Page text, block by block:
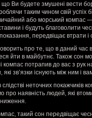
що Ви будете змушені вести
таким чином свій успіх
або морський
і будуть благоволити
передвіщає втрати і
про те, що в даний час
йти в майбутнє. Також сон
компас потрапив до вас з рук
зв’язки існують між ним і
неточних покажчиків
про наявність людей, які
такий сон передвіщає